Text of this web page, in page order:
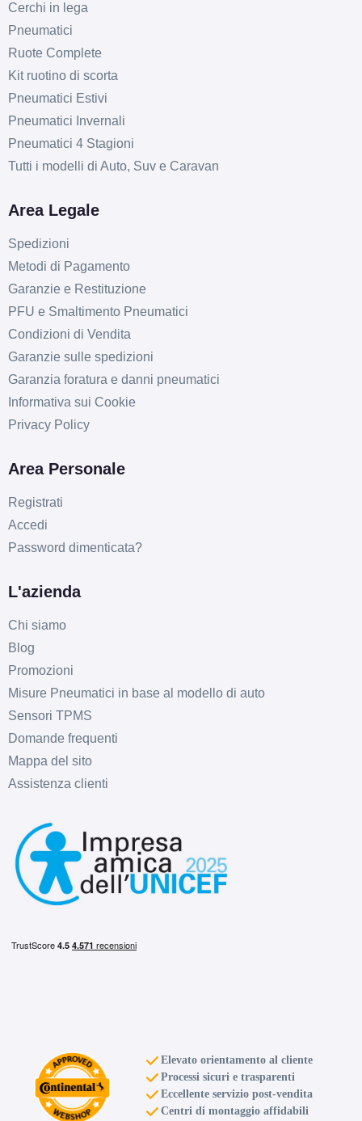
Cerchi in lega
Pneumatici
Ruote Complete
Kit ruotino di scorta
Pneumatici Estivi
Pneumatici Invernali
Pneumatici 4 Stagioni
Tutti i modelli di Auto, Suv e Caravan
Area Legale
Spedizioni
Metodi di Pagamento
Garanzie e Restituzione
PFU e Smaltimento Pneumatici
Condizioni di Vendita
Garanzie sulle spedizioni
Garanzia foratura e danni pneumatici
Informativa sui Cookie
Privacy Policy
Area Personale
Registrati
Accedi
Password dimenticata?
L'azienda
Chi siamo
Blog
Promozioni
Misure Pneumatici in base al modello di auto
Sensori TPMS
Domande frequenti
Mappa del sito
Assistenza clienti
Elevato orientamento al cliente
Processi sicuri e trasparenti
Eccellente servizio post-vendita
Centri di montaggio affidabili